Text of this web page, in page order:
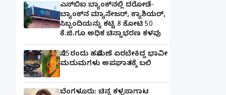
ಎಸ್‌ಬಿಐ ಬ್ಯಾಂಕ್‌ನಲ್ಲಿ‌ ದರೋಡೆ-
ಬ್ಯಾಂಕ್​ನ ಮ್ಯಾನೇಜರ್‌, ಕ್ಯಾಶಿಯರ್‌,
ಸಿಬ್ಬಂದಿಯನ್ನು ಕಟ್ಟಿ 8 ಕೋಟಿ 50
ಕೆ.ಜಿ.ಗೂ ಅಧಿಕ ಚಿನ್ನಾಭರಣ ಕಳವು
ಸೆ.25ರಂದು ಹಸೆಮಣೆ ಏರಬೇಕಿದ್ದ ಭಾವೀ
ಮದುಮಗಳು ಅಪಘಾತಕ್ಕೆ ಬಲಿ
ಬೆಂಗಳೂರು: ಚಿನ್ನ ಕಳ್ಳಸಾಗಾಟ